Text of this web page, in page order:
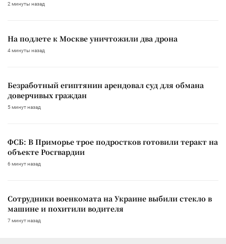
2 минуты назад
На подлете к Москве уничтожили два дрона
4 минуты назад
Безработный египтянин арендовал суд для обмана
доверчивых граждан
5 минут назад
ФСБ: В Приморье трое подростков готовили теракт на
объекте Росгвардии
6 минут назад
Сотрудники военкомата на Украине выбили стекло в
машине и похитили водителя
7 минут назад